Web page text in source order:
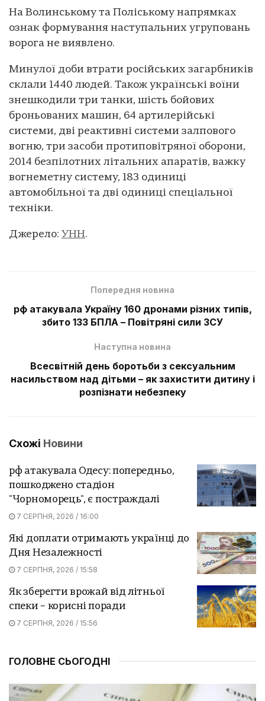
На Волинському та Поліському напрямках
ознак формування наступальних угруповань
ворога не виявлено.
Минулої доби втрати російських загарбників
склали 1440 людей. Також українські воїни
знешкодили три танки, шість бойових
броньованих машин, 64 артилерійські
системи, дві реактивні системи залпового
вогню, три засоби протиповітряної оборони,
2014 безпілотних літальних апаратів, важку
вогнеметну систему, 183 одиниці
автомобільної та дві одиниці спеціальної
техніки.
Джерело: УНН.
Попередня новина
рф атакувала Україну 160 дронами різних типів,
збито 133 БПЛА – Повітряні сили ЗСУ
Наступна новина
Всесвітній день боротьби з сексуальним
насильством над дітьми – як захистити дитину і
розпізнати небезпеку
Схожі Новини
рф атакувала Одесу: попередньо,
пошкоджено стадіон
"Чорноморець", є постраждалі
7 СЕРПНЯ, 2026 / 16:00
Які доплати отримають українці до
Дня Незалежності
7 СЕРПНЯ, 2026 / 15:58
Як зберегти врожай від літньої
спеки – корисні поради
7 СЕРПНЯ, 2026 / 15:56
ГОЛОВНЕ СЬОГОДНІ